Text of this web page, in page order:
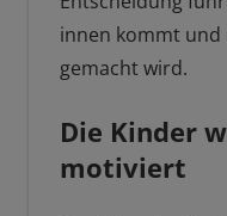
innen kommt und
gemacht wird.
Die Kinder
motiviert